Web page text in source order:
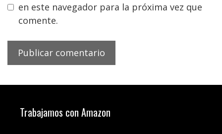
en este navegador para la próxima vez que
comente.
Trabajamos con Amazon